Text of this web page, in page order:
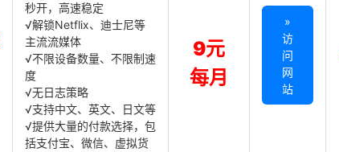
秒开，高速稳定
√解锁Netflix、迪士尼等
主流流媒体
√不限设备数量、不限制速
度
√无日志策略
√支持中文、英文、日文等
√提供大量的付款选择，包
括支付宝、微信、虚拟货
9元
每月
»
访
问
网
站